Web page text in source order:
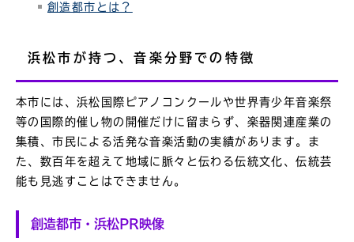
創造都市とは？
浜松市が持つ、音楽分野での特徴
本市には、浜松国際ピアノコンクールや世界青少年音楽祭
等の国際的催し物の開催だけに留まらず、楽器関連産業の
集積、市民による活発な音楽活動の実績があります。ま
た、数百年を超えて地域に脈々と伝わる伝統文化、伝統芸
能も見逃すことはできません。
創造都市・浜松PR映像